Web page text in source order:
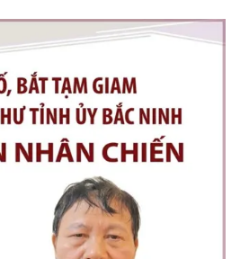
hình thức nếu không có sự chấp
nguồn VTV.vn khi phát hành lại